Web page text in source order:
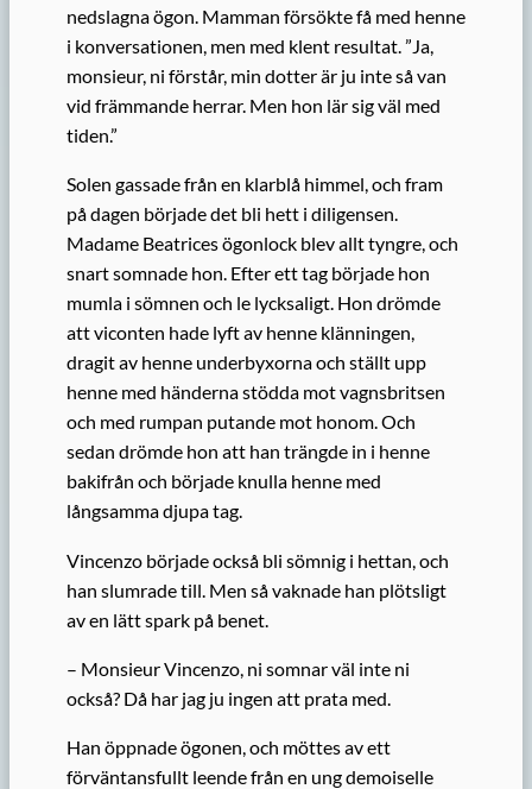
nedslagna ögon. Mamman försökte få med henne
i konversationen, men med klent resultat. ”Ja,
monsieur, ni förstår, min dotter är ju inte så van
vid främmande herrar. Men hon lär sig väl med
tiden.”
Solen gassade från en klarblå himmel, och fram
på dagen började det bli hett i diligensen.
Madame Beatrices ögonlock blev allt tyngre, och
snart somnade hon. Efter ett tag började hon
mumla i sömnen och le lycksaligt. Hon drömde
att viconten hade lyft av henne klänningen,
dragit av henne underbyxorna och ställt upp
henne med händerna stödda mot vagnsbritsen
och med rumpan putande mot honom. Och
sedan drömde hon att han trängde in i henne
bakifrån och började knulla henne med
långsamma djupa tag.
Vincenzo började också bli sömnig i hettan, och
han slumrade till. Men så vaknade han plötsligt
av en lätt spark på benet.
– Monsieur Vincenzo, ni somnar väl inte ni
också? Då har jag ju ingen att prata med.
Han öppnade ögonen, och möttes av ett
förväntansfullt leende från en ung demoiselle